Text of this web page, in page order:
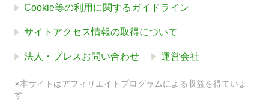
Cookie等の利用に関するガイドライン
サイトアクセス情報の取得について
法人・プレスお問い合わせ 運営会社
※本サイトはアフィリエイトプログラムによる収益を得ていま
す